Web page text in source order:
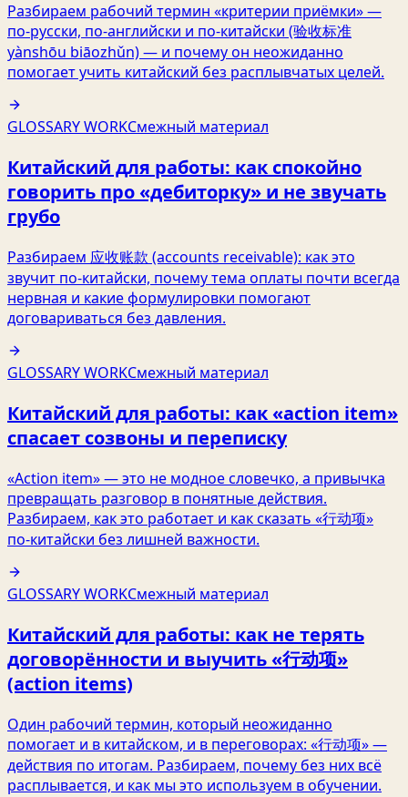
Разбираем рабочий термин «критерии приёмки» —
по‑русски, по‑английски и по‑китайски (验收标准
yànshōu biāozhǔn) — и почему он неожиданно
помогает учить китайский без расплывчатых целей.
GLOSSARY WORKСмежный материал
Китайский для работы: как спокойно
говорить про «дебиторку» и не звучать
грубо
Разбираем 应收账款 (accounts receivable): как это
звучит по‑китайски, почему тема оплаты почти всегда
нервная и какие формулировки помогают
договариваться без давления.
GLOSSARY WORKСмежный материал
Китайский для работы: как «action item»
спасает созвоны и переписку
«Action item» — это не модное словечко, а привычка
превращать разговор в понятные действия.
Разбираем, как это работает и как сказать «行动项»
по‑китайски без лишней важности.
GLOSSARY WORKСмежный материал
Китайский для работы: как не терять
договорённости и выучить «行动项»
(action items)
Один рабочий термин, который неожиданно
помогает и в китайском, и в переговорах: «行动项» —
действия по итогам. Разбираем, почему без них всё
расплывается, и как мы это используем в обучении.